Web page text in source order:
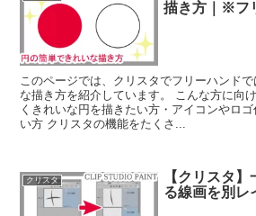
描き方｜※フ
このページでは、クリスタでフリーハンド
な描き方を紹介しています。 こんな方に向
くきれいな円を描きたい方・アイコンやロ
い方 クリスタの機能をたくさ...
クリスタ
【クリスタ
る線画を別レ